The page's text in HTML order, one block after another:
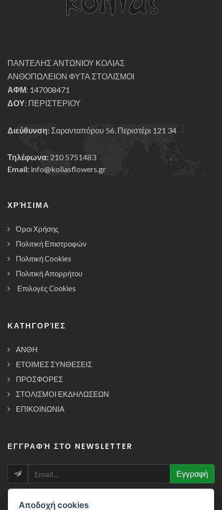
ΠΑΝΤΕΛΗΣ ΑΝΤΩΝΙΟΥ ΚΟΛΙΑΣ
ΑΝΘΟΠΩΛΕΙΟΝ ΦΥΤΑ ΣΤΟΛΙΣΜΟΙ
ΑΦΜ: 147008471
ΔΟΥ: ΠΕΡΙΣΤΕΡΙΟΥ
Διεύθυνση: Σαρανταπόρου 56, Περιστέρι 121 34
Τηλέφωνα: 210 5751483
Email: info@koliasflowers.gr
ΧΡΉΣΙΜΑ
Όροι Χρήσης
Πολιτική Επιστροφών
Πολιτική Cookies
Πολιτική Απορρήτου
Επιλογές Cookies
ΚΑΤΗΓΟΡΊΕΣ
ΑΝΘΗ
ΕΤΟΙΜΕΣ ΣΥΝΘΕΣΕΙΣ
ΠΡΟΣΦΟΡΕΣ
ΣΤΟΛΙΣΜΟΙ ΕΚΔΗΛΩΣΕΩΝ
ΕΠΙΚΟΙΝΩΝΙΑ
ΕΓΓΡΑΦΉ ΣΤΟ NEWSLETTER
NEWSLETTER
Εγγραφή
Αποδοχή cookies